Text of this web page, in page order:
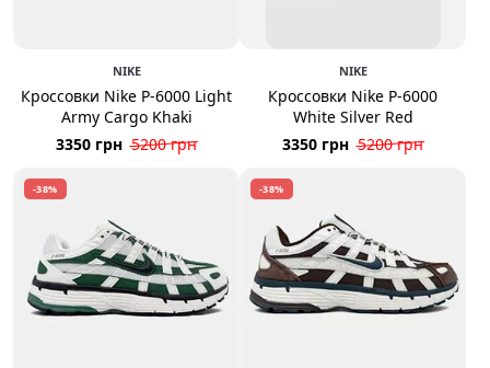
NIKE
Кроссовки Nike P-6000 Light
Army Cargo Khaki
3350 грн 5200 грн
NIKE
Кроссовки Nike P-6000
White Silver Red
3350 грн 5200 грн
-38% -38%